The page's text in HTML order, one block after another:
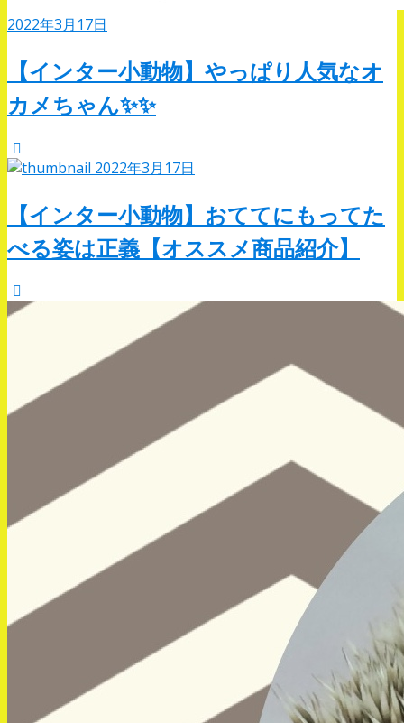
2022年3月17日
【インター小動物】やっぱり人気なオ
カメちゃん✨✨
2022年3月17日
【インター小動物】おててにもってた
べる姿は正義【オススメ商品紹介】